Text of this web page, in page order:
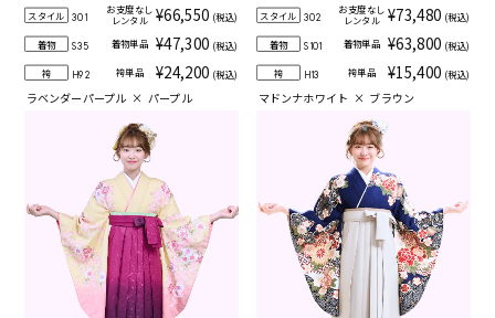
スタイル 301
お支度なし
レンタル
¥66,550 (税込)
着物 S35 着物単品 ¥47,300 (税込)
袴 H92 袴単品 ¥24,200 (税込)
ラベンダーパープル × パープル
スタイル 302
お支度なし
レンタル ¥73,480 (税込)
着物 S101 着物単品 ¥63,800 (税込)
袴 H13 袴単品 ¥15,400 (税込)
マドンナホワイト × ブラウン